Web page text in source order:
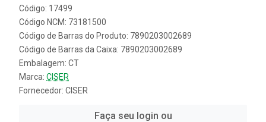
Código: 17499
Código NCM: 73181500
Código de Barras do Produto: 7890203002689
Código de Barras da Caixa: 7890203002689
Embalagem: CT
Marca: CISER
Fornecedor: CISER
Faça seu login ou